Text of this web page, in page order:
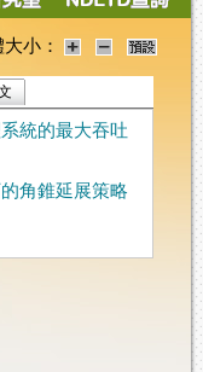
小：
統的最大吞吐
角錐延展策略